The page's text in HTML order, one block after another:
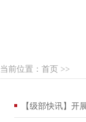
当前位置： 首页 >>
【级部快讯】开